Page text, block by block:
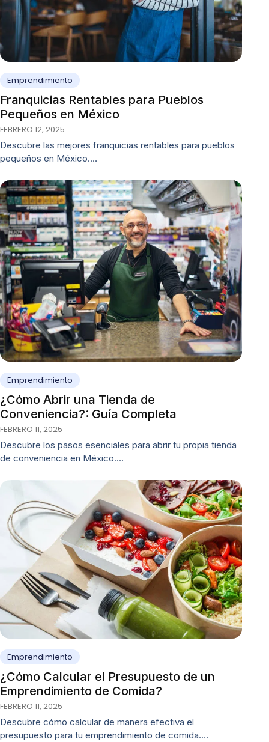
Emprendimiento
Franquicias Rentables para Pueblos
Pequeños en México
FEBRERO 12, 2025
Descubre las mejores franquicias rentables para pueblos
pequeños en México.…
Emprendimiento
¿Cómo Abrir una Tienda de
Conveniencia?: Guía Completa
FEBRERO 11, 2025
Descubre los pasos esenciales para abrir tu propia tienda
de conveniencia en México.…
Emprendimiento
¿Cómo Calcular el Presupuesto de un
Emprendimiento de Comida?
FEBRERO 11, 2025
Descubre cómo calcular de manera efectiva el
presupuesto para tu emprendimiento de comida.…